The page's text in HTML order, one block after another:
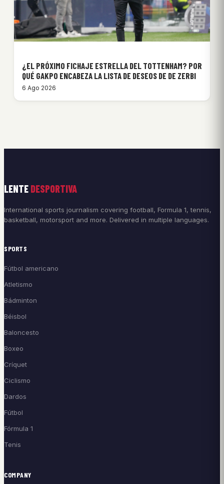
¿EL PRÓXIMO FICHAJE ESTRELLA DEL TOTTENHAM? POR
QUÉ GAKPO ENCABEZA LA LISTA DE DESEOS DE DE ZERBI
6 Ago 2026
LENTE DESPORTIVA
International sports journalism covering football, Formula 1, tennis,
basketball, motorsport and more. Delivered in multiple languages.
SPORTS
Fútbol americano
Atletismo
Bádminton
Béisbol
Baloncesto
Boxeo
Críquet
Ciclismo
Dardos
Fútbol
Fórmula 1
Tenis
COMPANY